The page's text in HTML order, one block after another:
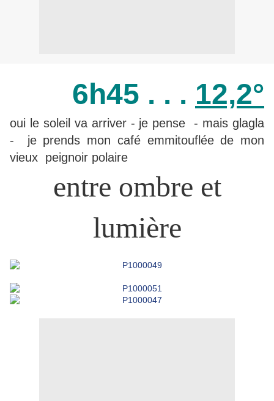
6h45 . . . 12,2°
oui le soleil va arriver - je pense - mais glagla
- je prends mon café emmitouflée de mon
vieux peignoir polaire
entre ombre et
lumière